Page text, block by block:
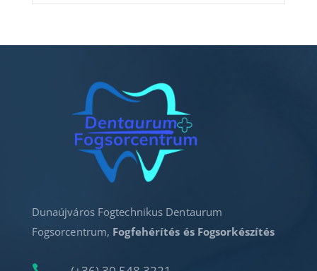
Dunaújváros Fogtechnikus Dentaurum
Fogsorcentrum, Fogfehérítés és Fogsorkészítés